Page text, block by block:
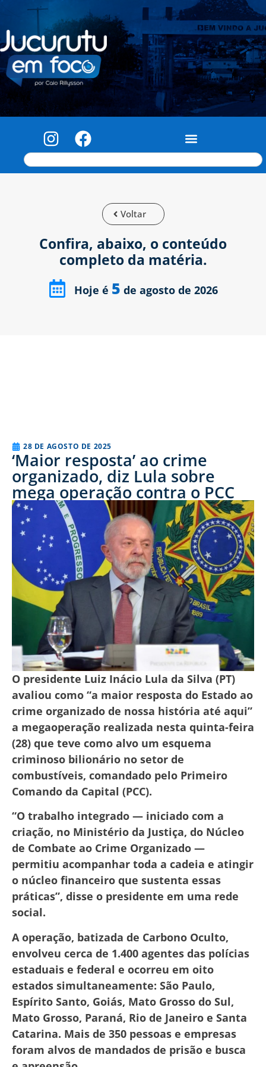
Voltar
Confira, abaixo, o conteúdo
completo da matéria.
Hoje é 5 de agosto de 2026
28 DE AGOSTO DE 2025
‘Maior resposta’ ao crime
organizado, diz Lula sobre
mega operação contra o PCC
O presidente Luiz Inácio Lula da Silva (PT)
avaliou como “a maior resposta do Estado ao
crime organizado de nossa história até aqui”
a megaoperação realizada nesta quinta-feira
(28) que teve como alvo um esquema
criminoso bilionário no setor de
combustíveis, comandado pelo Primeiro
Comando da Capital (PCC).
“O trabalho integrado — iniciado com a
criação, no Ministério da Justiça, do Núcleo
de Combate ao Crime Organizado —
permitiu acompanhar toda a cadeia e atingir
o núcleo financeiro que sustenta essas
práticas”, disse o presidente em uma rede
social.
A operação, batizada de Carbono Oculto,
envolveu cerca de 1.400 agentes das polícias
estaduais e federal e ocorreu em oito
estados simultaneamente: São Paulo,
Espírito Santo, Goiás, Mato Grosso do Sul,
Mato Grosso, Paraná, Rio de Janeiro e Santa
Catarina. Mais de 350 pessoas e empresas
foram alvos de mandados de prisão e busca